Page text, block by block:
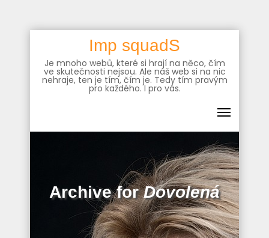
content
Imp squadS
Je mnoho webů, které si hrají na něco, čím
ve skutečnosti nejsou. Ale náš web si na nic
nehraje, ten je tím, čím je. Tedy tím pravým
pro každého. I pro vás.
Archive forDovolená